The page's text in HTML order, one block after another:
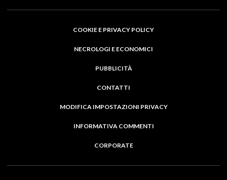
COOKIE E PRIVACY POLICY
NECROLOGI E ECONOMICI
PUBBLICITÀ
CONTATTI
MODIFICA IMPOSTAZIONI PRIVACY
INFORMATIVA COMMENTI
CORPORATE